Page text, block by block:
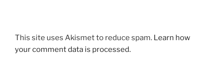
This site uses Akismet to reduce spam. Learn how
your comment data is processed.